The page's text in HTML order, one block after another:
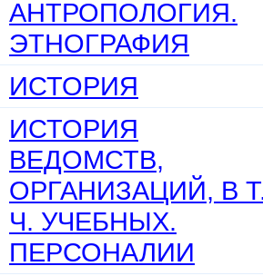
АНТРОПОЛОГИЯ.
ЭТНОГРАФИЯ
ИСТОРИЯ
ИСТОРИЯ
ВЕДОМСТВ,
ОРГАНИЗАЦИЙ, В
Ч. УЧЕБНЫХ.
ПЕРСОНАЛИИ